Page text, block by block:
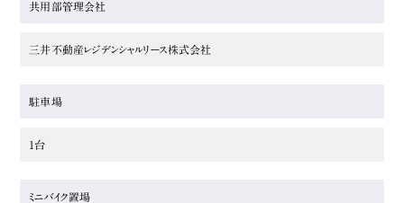
共用部管理会社
三井不動産レジデンシャルリース株式会社
駐車場
1台
ミニバイク置場